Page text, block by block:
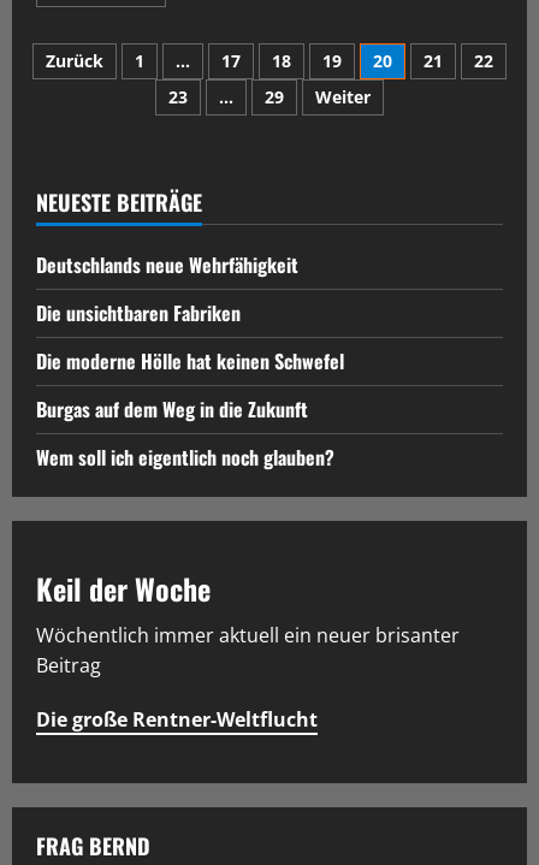
Zurück 1 … 17 18 19 20 21
22
23
… 29 Weiter
NEUESTE BEITRÄGE
Deutschlands neue Wehrfähigkeit
Die unsichtbaren Fabriken
Die moderne Hölle hat keinen Schwefel
Burgas auf dem Weg in die Zukunft
Wem soll ich eigentlich noch glauben?
Keil der Woche
Wöchentlich immer aktuell ein neuer brisanter
Beitrag
FRAG BERND